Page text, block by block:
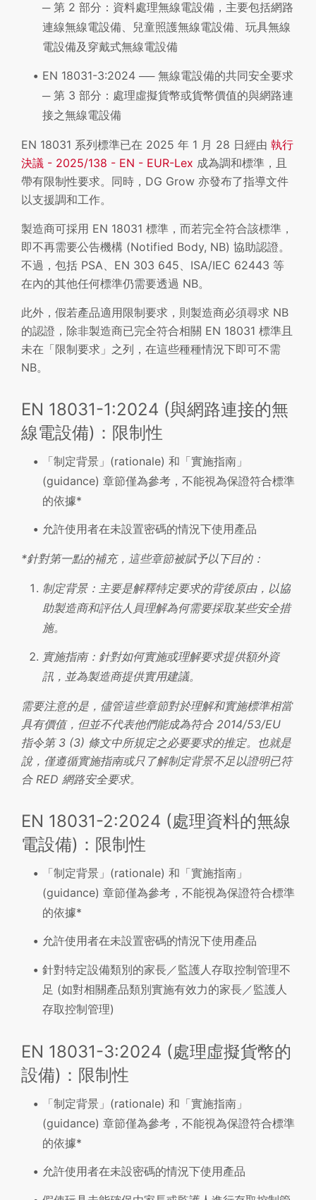
─ 第 2 部分：資料處理無線電設備，主要包括網路
連線無線電設備、兒童照護無線電設備、玩具無線
電設備及穿戴式無線電設備
EN 18031-3:2024 ── 無線電設備的共同安全要求
─ 第 3 部分：處理虛擬貨幣或貨幣價值的與網路連
接之無線電設備
EN 18031 系列標準已在 2025 年 1 月 28 日經由 執行
決議 - 2025/138 - EN - EUR-Lex 成為調和標準，且
帶有限制性要求。同時，DG Grow 亦發布了指導文件
以支援調和工作。
製造商可採用 EN 18031 標準，而若完全符合該標準，
即不再需要公告機構 (Notified Body, NB) 協助認證。
不過，包括 PSA、EN 303 645、ISA/IEC 62443 等
在內的其他任何標準仍需要透過 NB。
此外，假若產品適用限制要求，則製造商必須尋求 NB
的認證，除非製造商已完全符合相關 EN 18031 標準且
未在「限制要求」之列，在這些種種情況下即可不需
NB。
EN 18031-1:2024 (與網路連接的無
線電設備)：限制性
「制定背景」(rationale) 和「實施指南」
(guidance) 章節僅為參考，不能視為保證符合標準
的依據*
允許使用者在未設置密碼的情況下使用產品
*針對第一點的補充，這些章節被賦予以下目的：
制定背景：主要是解釋特定要求的背後原由，以協
助製造商和評估人員理解為何需要採取某些安全措
施。
實施指南：針對如何實施或理解要求提供額外資
訊，並為製造商提供實用建議。
需要注意的是，儘管這些章節對於理解和實施標準相當
具有價值，但並不代表他們能成為符合 2014/53/EU
指令第 3 (3) 條文中所規定之必要要求的推定。也就是
說，僅遵循實施指南或只了解制定背景不足以證明已符
合 RED 網路安全要求。
EN 18031-2:2024 (處理資料的無線
電設備)：限制性
「制定背景」(rationale) 和「實施指南」
(guidance) 章節僅為參考，不能視為保證符合標準
的依據*
允許使用者在未設置密碼的情況下使用產品
針對特定設備類別的家長／監護人存取控制管理不
足 (如對相關產品類別實施有效力的家長／監護人
存取控制管理)
EN 18031-3:2024 (處理虛擬貨幣的
設備)：限制性
「制定背景」(rationale) 和「實施指南」
(guidance) 章節僅為參考，不能視為保證符合標準
的依據*
允許使用者在未設密碼的情況下使用產品